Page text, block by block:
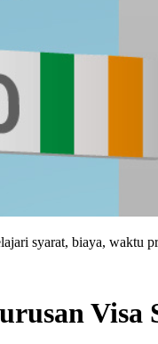
syarat, biaya, waktu
Visa